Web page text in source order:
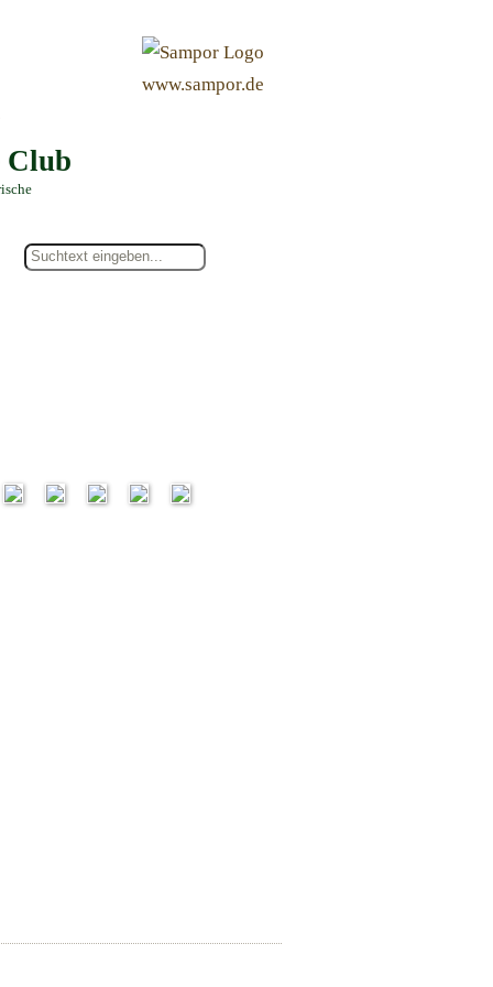
Club
www.sampor.de